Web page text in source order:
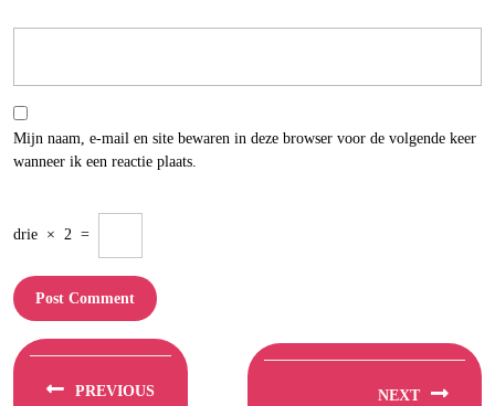
Mijn naam, e-mail en site bewaren in deze browser voor de volgende keer
wanneer ik een reactie plaats.
drie × 2 =
Berichtnavigatie
PREVIOUS NEXT